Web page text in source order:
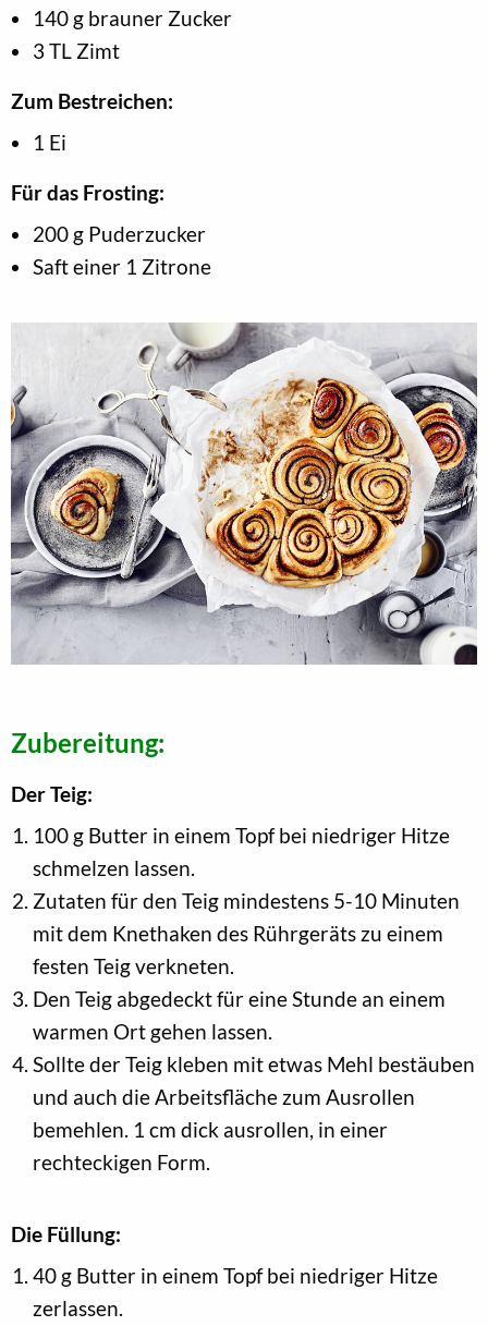
140 g brauner Zucker
3 TL Zimt
Zum Bestreichen:
1 Ei
Für das Frosting:
200 g Puderzucker
Saft einer 1 Zitrone
Zubereitung:
Der Teig:
100 g Butter in einem Topf bei niedriger Hitze
schmelzen lassen.
Zutaten für den Teig mindestens 5-10 Minuten
mit dem Knethaken des Rührgeräts zu einem
festen Teig verkneten.
Den Teig abgedeckt für eine Stunde an einem
warmen Ort gehen lassen.
Sollte der Teig kleben mit etwas Mehl bestäuben
und auch die Arbeitsfläche zum Ausrollen
bemehlen. 1 cm dick ausrollen, in einer
rechteckigen Form.
Die Füllung:
40 g Butter in einem Topf bei niedriger Hitze
zerlassen.